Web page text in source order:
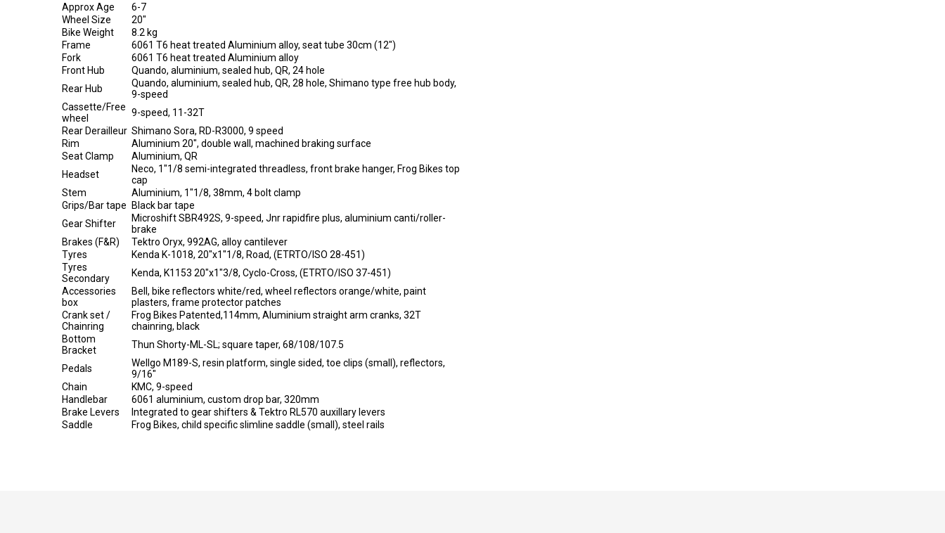
Approx Age
6-7
Wheel Size
20"
Bike Weight
8.2 kg
Frame
6061 T6 heat treated Aluminium alloy, seat tube 30cm (12")
Fork
6061 T6 heat treated Aluminium alloy
Front Hub
Quando, aluminium, sealed hub, QR, 24 hole
Rear Hub
Quando, aluminium, sealed hub, QR, 28 hole, Shimano type free hub body,
9-speed
Cassette/Free
wheel
9-speed, 11-32T
Rear Derailleur Shimano Sora, RD-R3000, 9 speed
Rim
Aluminium 20", double wall, machined braking surface
Seat Clamp
Aluminium, QR
Headset
Neco, 1"1/8 semi-integrated threadless, front brake hanger, Frog Bikes top
cap
Stem
Aluminium, 1"1/8, 38mm, 4 bolt clamp
Grips/Bar tape
Black bar tape
Gear Shifter
Microshift SBR492S, 9-speed, Jnr rapidfire plus, aluminium canti/roller-
brake
Brakes (F&R)
Tektro Oryx, 992AG, alloy cantilever
Tyres
Kenda K-1018, 20"x1"1/8, Road, (ETRTO/ISO 28-451)
Tyres
Secondary
Kenda, K1153 20"x1"3/8, Cyclo-Cross, (ETRTO/ISO 37-451)
Accessories
box
Bell, bike reflectors white/red, wheel reflectors orange/white, paint
plasters, frame protector patches
Crank set /
Chainring
Frog Bikes Patented,114mm, Aluminium straight arm cranks, 32T
chainring, black
Bottom
Bracket
Thun Shorty-ML-SL; square taper, 68/108/107.5
Pedals
Wellgo M189-S, resin platform, single sided, toe clips (small), reflectors,
9/16"
Chain
KMC, 9-speed
Handlebar
6061 aluminium, custom drop bar, 320mm
Brake Levers
Integrated to gear shifters & Tektro RL570 auxillary levers
Saddle
Frog Bikes, child specific slimline saddle (small), steel rails